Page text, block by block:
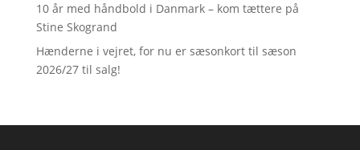
10 år med håndbold i Danmark – kom tættere på
Stine Skogrand
Hænderne i vejret, for nu er sæsonkort til sæson
2026/27 til salg!